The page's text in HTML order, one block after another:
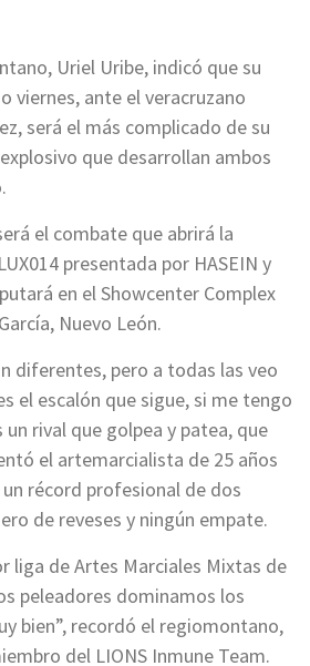
Uriel Uribe, indicó que su
viernes, ante el veracruzano
será el más complicado de su
que desarrollan ambos
el combate que abrirá la
presentada por HASEIN y
en el Showcenter Complex
Nuevo León.
diferentes, pero a todas las veo
el escalón que sigue, si me tengo
un rival que golpea y patea, que
el artemarcialista de 25 años
récord profesional de dos
de reveses y ningún empate.
liga de Artes Marciales Mixtas de
peleadores dominamos los
bien”, recordó el regiomontano,
del LIONS Inmune Team.